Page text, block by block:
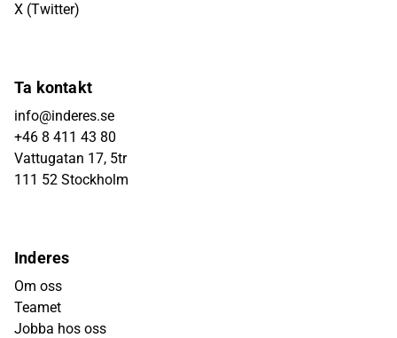
X (Twitter)
Ta kontakt
info@inderes.se
+46 8 411 43 80
Vattugatan 17, 5tr
111 52 Stockholm
Inderes
Om oss
Teamet
Jobba hos oss